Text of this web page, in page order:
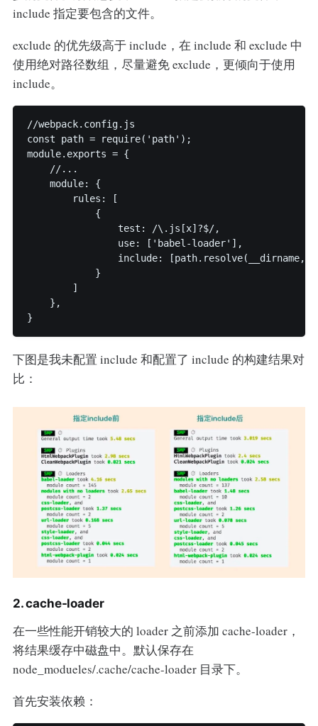
include 指定要包含的文件。
exclude 的优先级高于 include，在 include 和 exclude 中
使用绝对路径数组，尽量避免 exclude，更倾向于使用
include。
//webpack.config.js
const path = require('path');
module.exports = {
//...
module: {
rules: [
{
test: /\.js[x]?$/,
use: ['babel-loader'],
include: [path.resolve(__dirname,
}
]
},
}
下图是我未配置 include 和配置了 include 的构建结果对
比：
2. cache-loader
在一些性能开销较大的 loader 之前添加 cache-loader，
将结果缓存中磁盘中。默认保存在
node_modueles/.cache/cache-loader 目录下。
首先安装依赖：